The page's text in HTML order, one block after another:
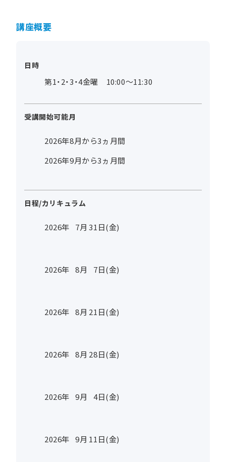
講座概要
日時
第1・2・3・4金曜 10:00～11:30
受講開始可能月
2026年8月から3ヵ月間
2026年9月から3ヵ月間
日程/カリキュラム
2026年 7月 31日(金)
2026年 8月 7日(金)
2026年 8月 21日(金)
2026年 8月 28日(金)
2026年 9月 4日(金)
2026年 9月 11日(金)